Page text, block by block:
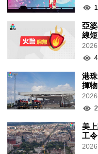
亞
線
港
揮
美
工令